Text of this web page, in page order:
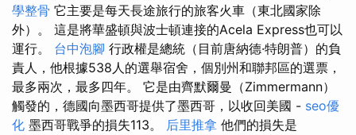
學整骨 它主要是每天長途旅行的旅客火車（東北國家除
外）。 這是將華盛頓與波士頓連接的Acela Express也可以
運行。 台中泡腳 行政權是總統（目前唐納德·特朗普）的負
責人，他根據538人的選舉宿舍，個別州和聯邦區的選票，
最多兩次，最多四年。 它是由齊默爾曼（Zimmermann）
觸發的，德國向墨西哥提供了墨西哥，以收回美國 - seo優
化 墨西哥戰爭的損失113。 后里推拿 他們的損失是